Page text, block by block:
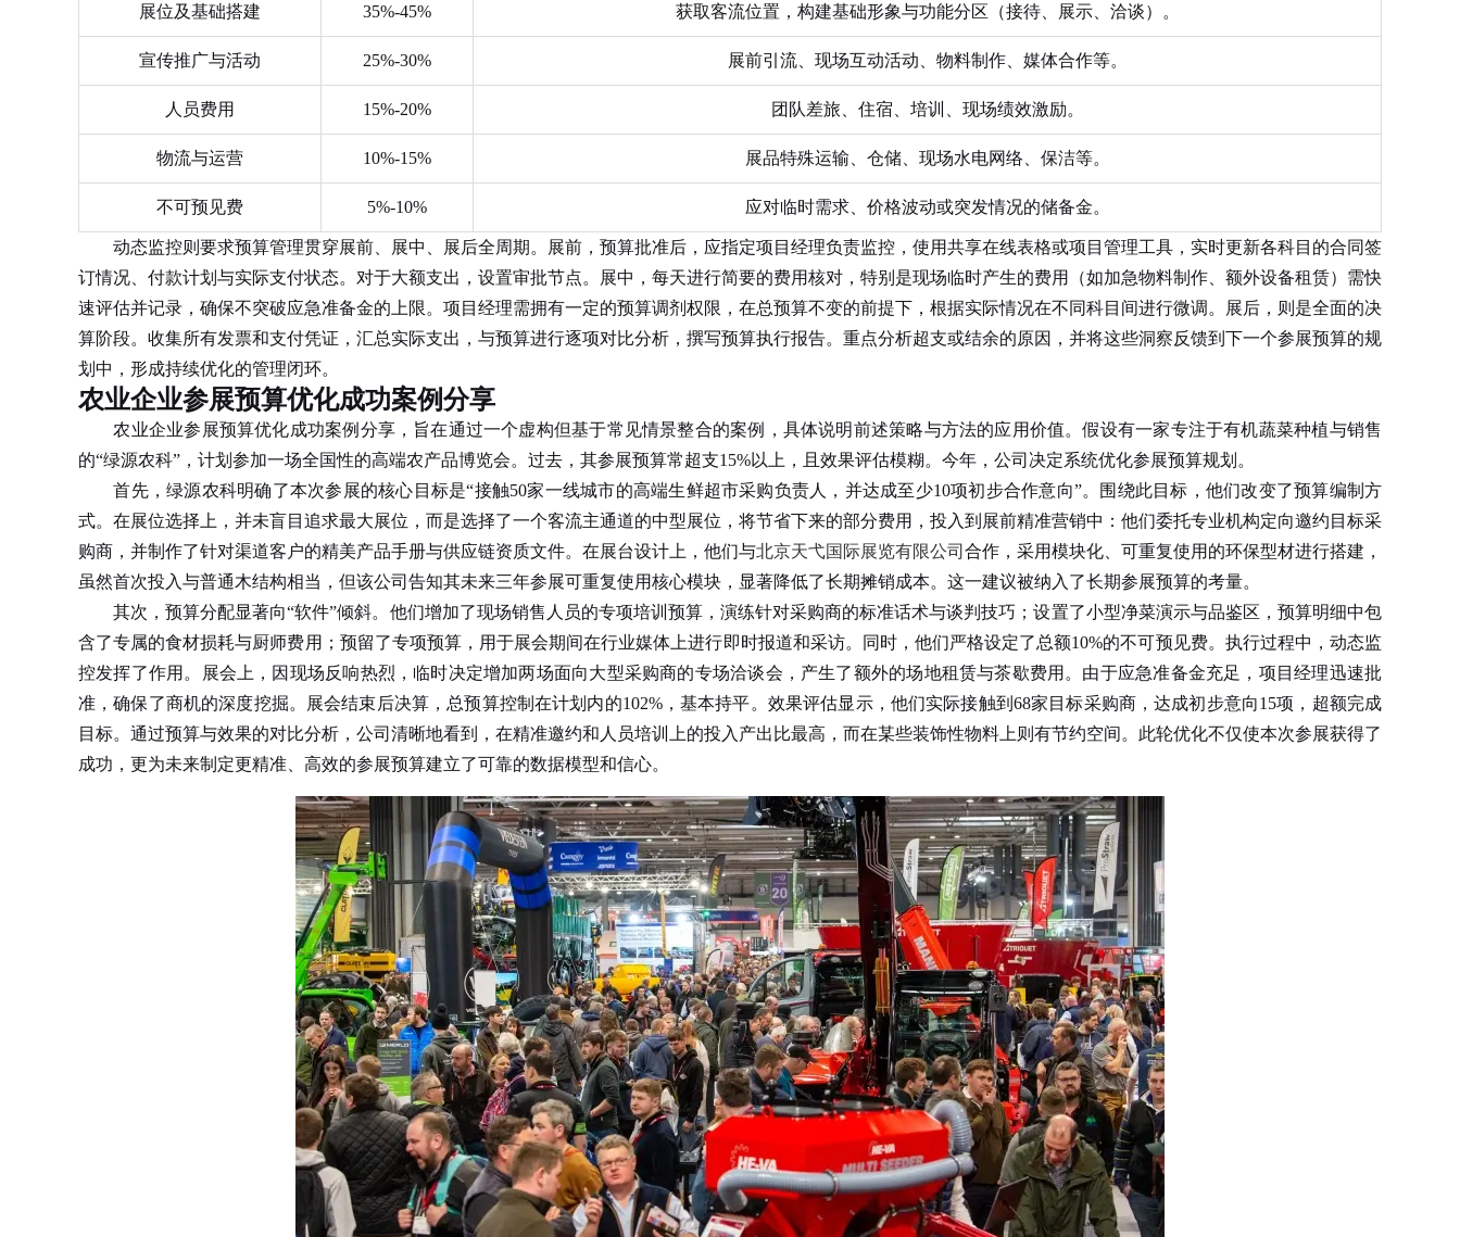
展位及基础搭建 35%-45% 获取客流位置，构建基础形象与功能分区（接待、展示、洽谈）。
宣传推广与活动 25%-30% 展前引流、现场互动活动、物料制作、媒体合作等。
人员费用 15%-20% 团队差旅、住宿、培训、现场绩效激励。
物流与运营 10%-15% 展品特殊运输、仓储、现场水电网络、保洁等。
不可预见费 5%-10% 应对临时需求、价格波动或突发情况的储备金。
动态监控则要求预算管理贯穿展前、展中、展后全周期。展前，预算批准后，应指定项目经理负责监控，使用共享在线表格或项目管理工具，实时更新各科目的合同签
订情况、付款计划与实际支付状态。对于大额支出，设置审批节点。展中，每天进行简要的费用核对，特别是现场临时产生的费用（如加急物料制作、额外设备租赁）需快
速评估并记录，确保不突破应急准备金的上限。项目经理需拥有一定的预算调剂权限，在总预算不变的前提下，根据实际情况在不同科目间进行微调。展后，则是全面的决
算阶段。收集所有发票和支付凭证，汇总实际支出，与预算进行逐项对比分析，撰写预算执行报告。重点分析超支或结余的原因，并将这些洞察反馈到下一个参展预算的规
划中，形成持续优化的管理闭环。
农业企业参展预算优化成功案例分享
农业企业参展预算优化成功案例分享，旨在通过一个虚构但基于常见情景整合的案例，具体说明前述策略与方法的应用价值。假设有一家专注于有机蔬菜种植与销售
的“绿源农科”，计划参加一场全国性的高端农产品博览会。过去，其参展预算常超支15%以上，且效果评估模糊。今年，公司决定系统优化参展预算规划。
首先，绿源农科明确了本次参展的核心目标是“接触50家一线城市的高端生鲜超市采购负责人，并达成至少10项初步合作意向”。围绕此目标，他们改变了预算编制方
式。在展位选择上，并未盲目追求最大展位，而是选择了一个客流主通道的中型展位，将节省下来的部分费用，投入到展前精准营销中：他们委托专业机构定向邀约目标采
购商，并制作了针对渠道客户的精美产品手册与供应链资质文件。在展台设计上，他们与北京天弋国际展览有限公司 合作，采用模块化、可重复使用的环保型材进行搭建，
虽然首次投入与普通木结构相当，但该公司告知其未来三年参展可重复使用核心模块，显著降低了长期摊销成本。这一建议被纳入了长期参展预算的考量。
其次，预算分配显著向“软件”倾斜。他们增加了现场销售人员的专项培训预算，演练针对采购商的标准话术与谈判技巧；设置了小型净菜演示与品鉴区，预算明细中包
含了专属的食材损耗与厨师费用；预留了专项预算，用于展会期间在行业媒体上进行即时报道和采访。同时，他们严格设定了总额10%的不可预见费。执行过程中，动态监
控发挥了作用。展会上，因现场反响热烈，临时决定增加两场面向大型采购商的专场洽谈会，产生了额外的场地租赁与茶歇费用。由于应急准备金充足，项目经理迅速批
准，确保了商机的深度挖掘。展会结束后决算，总预算控制在计划内的102%，基本持平。效果评估显示，他们实际接触到68家目标采购商，达成初步意向15项，超额完成
目标。通过预算与效果的对比分析，公司清晰地看到，在精准邀约和人员培训上的投入产出比最高，而在某些装饰性物料上则有节约空间。此轮优化不仅使本次参展获得了
成功，更为未来制定更精准、高效的参展预算建立了可靠的数据模型和信心。